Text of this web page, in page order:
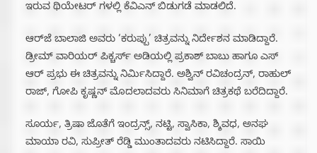
ಇರುವ ಥಿಯೇಟರ್ ಗಳಲ್ಲಿ ಕೆವಿಎನ್ ಬಿಡುಗಡೆ ಮಾಡಲಿದೆ.
ಆರ್​​ಜೆ ಬಾಲಾಜಿ ಅವರು ‘ಕರುಪ್ಪು’ ಚಿತ್ರವನ್ನು ನಿರ್ದೇಶನ ಮಾಡಿದ್ದಾರೆ.
ಡ್ರೀಮ್ ವಾರಿಯರ್ ಪಿಕ್ಚರ್ಸ್ ಅಡಿಯಲ್ಲಿ ಪ್ರಕಾಶ್ ಬಾಬು ಹಾಗೂ ಎಸ್​​
ಆರ್​ ಪ್ರಭು ಈ ಚಿತ್ರವನ್ನು ನಿರ್ಮಿಸಿದ್ದಾರೆ. ಅಶ್ವಿನ್ ರವಿಚಂದ್ರನ್, ರಾಹುಲ್
ರಾಜ್, ಗೋಪಿ ಕೃಷ್ಣನ್ ಮೊದಲಾದವರು ಸಿನಿಮಾಗೆ ಚಿತ್ರಕಥೆ ಬರೆದಿದ್ದಾರೆ.
ಸೂರ್ಯ, ತ್ರಿಷಾ ಜೊತೆಗೆ ಇಂದ್ರನ್ಸ್, ನಟ್ಟಿ, ಸ್ವಾಸಿಕಾ, ಶ್ಶಿವಧ, ಅನಘ
ಮಾಯಾ ರವಿ, ಸುಪ್ರೀತ್ ರೆಡ್ಡಿ ಮುಂತಾದವರು ನಟಿಸಿದ್ದಾರೆ. ಸಾಯಿ